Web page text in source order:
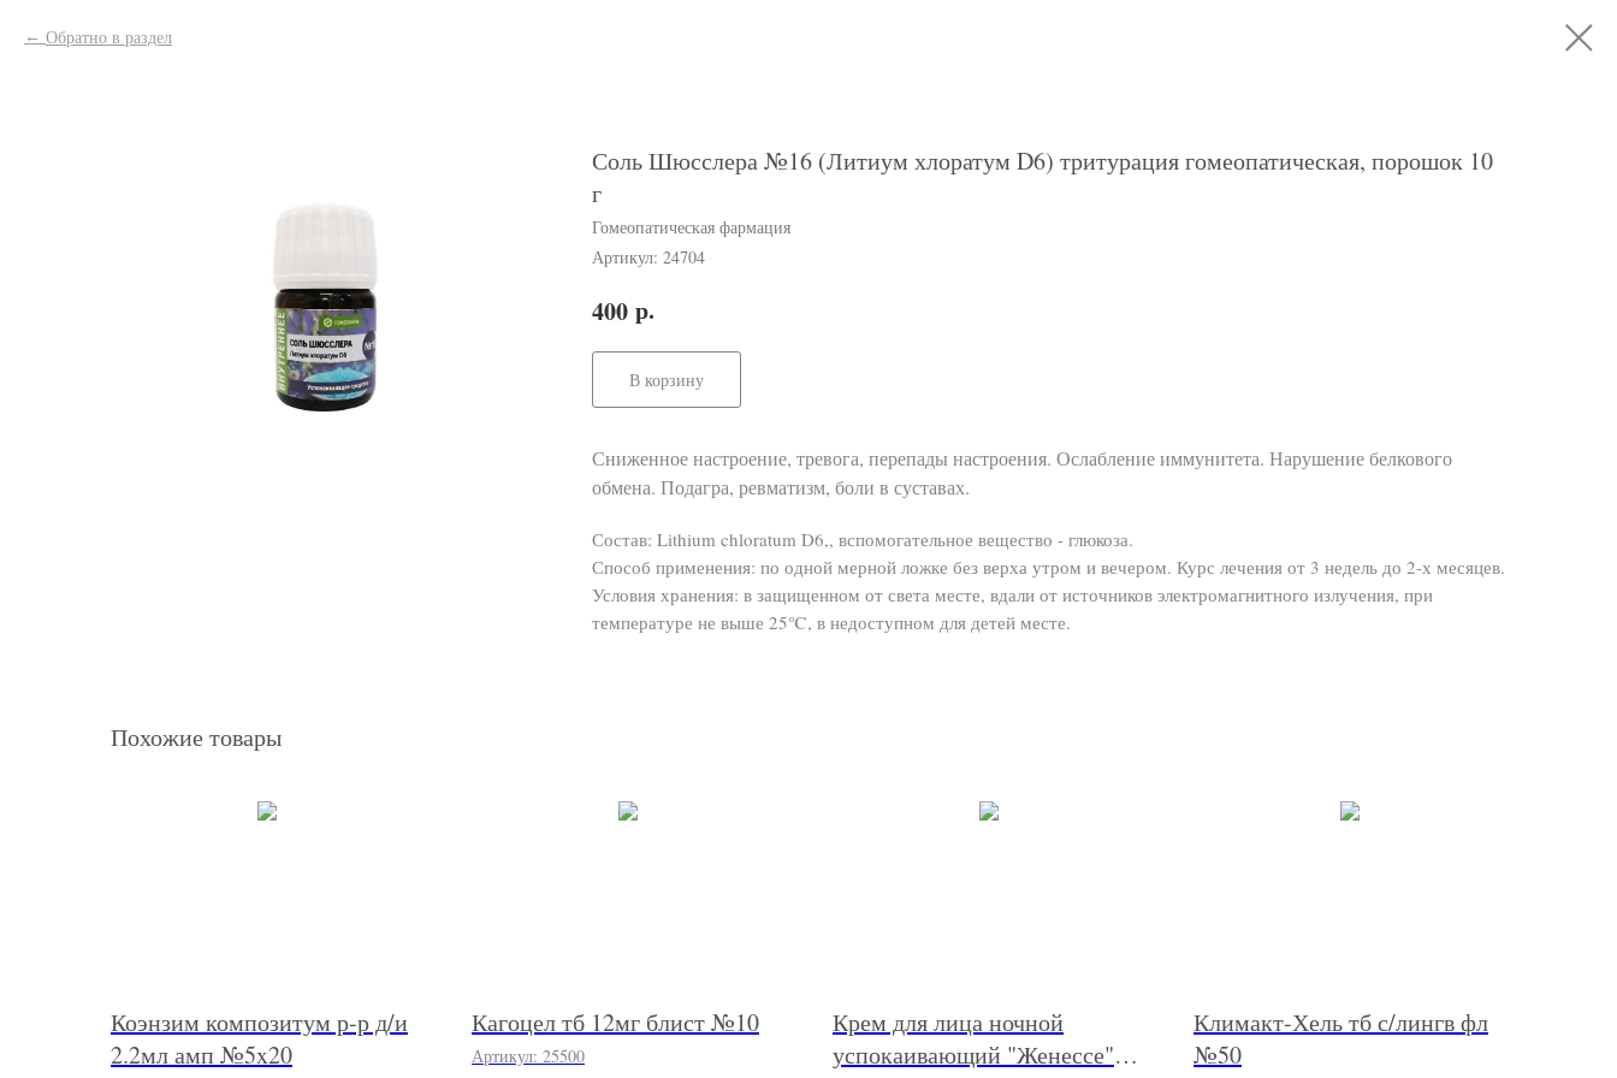
Обратно в раздел
Соль Шюсслера №16 (Литиум хлоратум D6) тритурация гомеопатическая, порошок 10
г
Гомеопатическая фармация
Артикул: 24704
400 р.
В корзину
Сниженное настроение, тревога, перепады настроения. Ослабление иммунитета. Нарушение белкового
обмена. Подагра, ревматизм, боли в суставах.
Состав: Lithium chloratum D6,, вспомогательное вещество - глюкоза.
Способ применения: по одной мерной ложке без верха утром и вечером. Курс лечения от 3 недель до 2-х месяцев.
Условия хранения: в защищенном от света месте, вдали от источников электромагнитного излучения, при
температуре не выше 25℃, в недоступном для детей месте.
Похожие товары
Коэнзим композитум р-р д/и
2.2мл амп №5x20
Кагоцел тб 12мг блист №10
Артикул: 25500
Крем для лица ночной
успокаивающий "Женессе"
Климакт-Хель тб с/лингв фл
№50